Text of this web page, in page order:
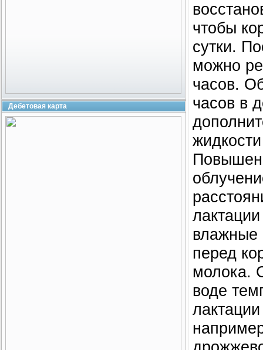
Дебетовая карта
чтобы
сутки.
можно
часов.
часов в
влажные
перед
молока.
воде